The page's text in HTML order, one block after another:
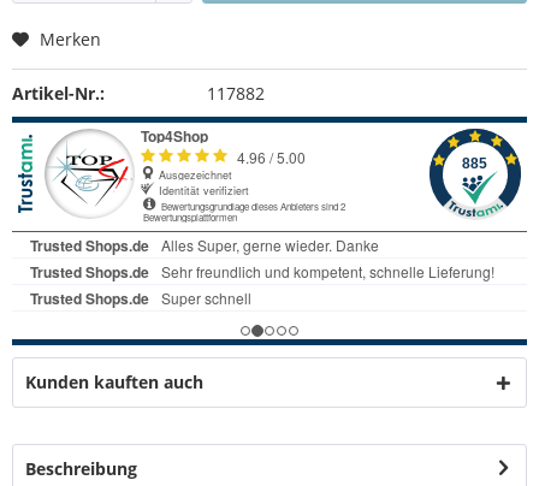
Merken
Artikel-Nr.: 117882
Kunden kauften auch
Beschreibung